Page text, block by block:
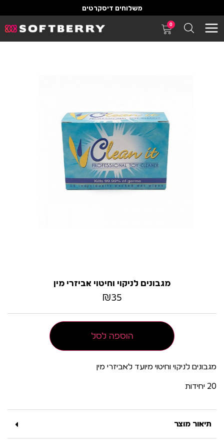
משלוחים דיסקרטים
0
מגבונים לניקוי וחיטוי אביזרי מין
₪35
הוספה לסל
מגבונים לניקוי וחיטוי מיועד לאביזרי מין
20 יחידות
תיאור מוצר